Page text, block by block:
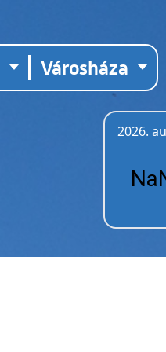
Városháza
2026.